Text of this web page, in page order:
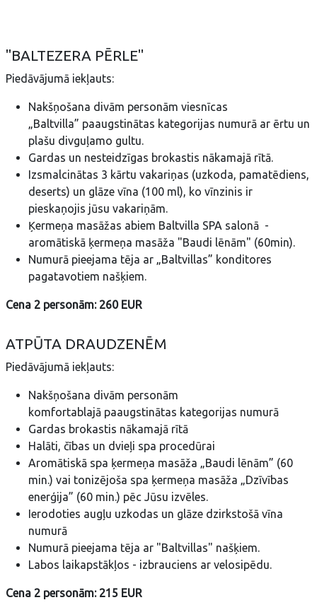
"BALTEZERA PĒRLE"
Piedāvājumā iekļauts:
Nakšņošana divām personām viesnīcas
„Baltvilla” paaugstinātas kategorijas numurā ar ērtu un
plašu divguļamo gultu.
Gardas un nesteidzīgas brokastis nākamajā rītā.
Izsmalcinātas 3 kārtu vakariņas (uzkoda, pamatēdiens,
deserts) un glāze vīna (100 ml), ko vīnzinis ir
pieskaņojis jūsu vakariņām.
Ķermeņa masāžas abiem Baltvilla SPA salonā -
aromātiskā ķermeņa masāža "Baudi lēnām" (60min).
Numurā pieejama tēja ar „Baltvillas” konditores
pagatavotiem našķiem.
Cena 2 personām: 260 EUR
ATPŪTA DRAUDZENĒM
Piedāvājumā iekļauts:
Nakšņošana divām personām
komfortablajā paaugstinātas kategorijas numurā
Gardas brokastis nākamajā rītā
Halāti, čības un dvieļi spa procedūrai
Aromātiskā spa ķermeņa masāža „Baudi lēnām” (60
min.) vai tonizējoša spa ķermeņa masāža „Dzīvības
enerģija” (60 min.) pēc Jūsu izvēles.
Ierodoties augļu uzkodas un glāze dzirkstošā vīna
numurā
Numurā pieejama tēja ar "Baltvillas" našķiem.
Labos laikapstākļos - izbrauciens ar velosipēdu.
Cena 2 personām: 215 EUR